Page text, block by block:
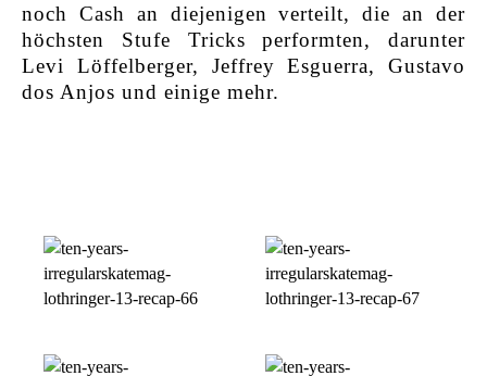
noch Cash an diejenigen verteilt, die an der
höchsten Stufe Tricks performten, darunter
Levi Löffelberger, Jeffrey Esguerra, Gustavo
dos Anjos und einige mehr.